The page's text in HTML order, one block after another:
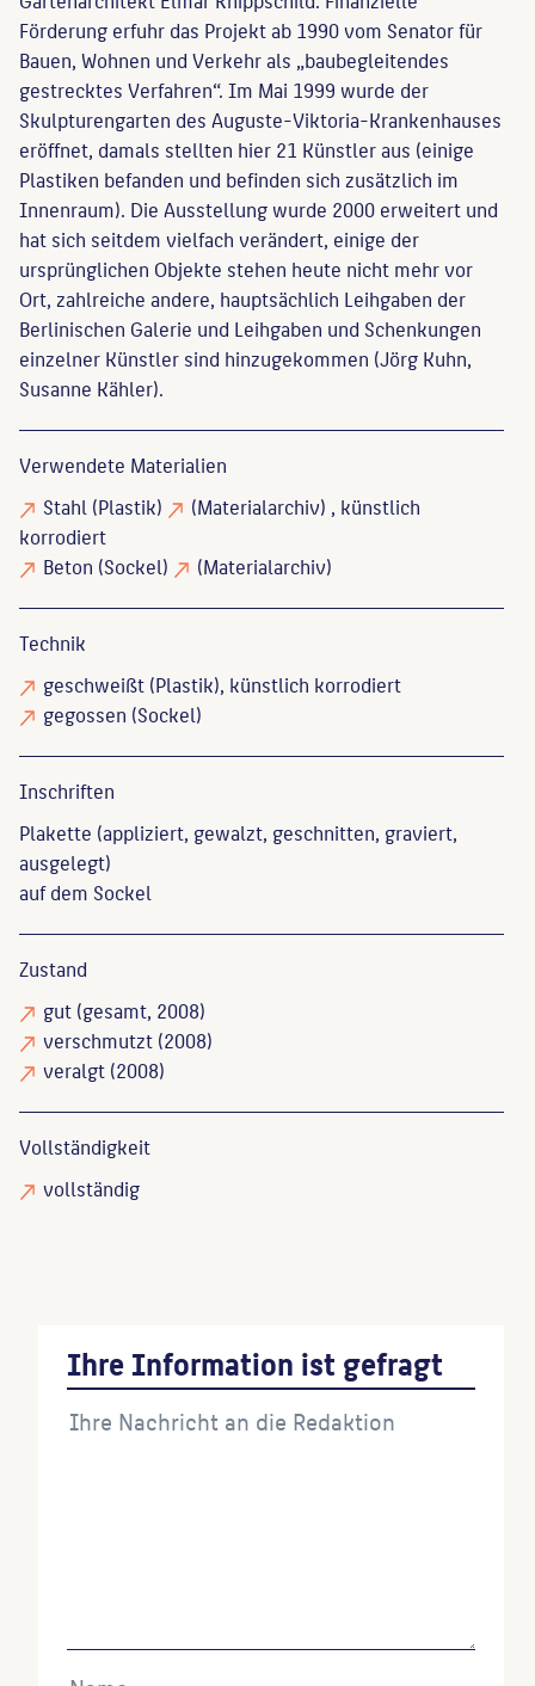
Förderung erfuhr das Projekt ab 1990 vom Senator für
Bauen, Wohnen und Verkehr als „baubegleitendes
gestrecktes Verfahren“. Im Mai 1999 wurde der
Skulpturengarten des Auguste-Viktoria-Krankenhauses
eröffnet, damals stellten hier 21 Künstler aus (einige
Plastiken befanden und befinden sich zusätzlich im
Innenraum). Die Ausstellung wurde 2000 erweitert und
hat sich seitdem vielfach verändert, einige der
ursprünglichen Objekte stehen heute nicht mehr vor
Ort, zahlreiche andere, hauptsächlich Leihgaben der
Berlinischen Galerie und Leihgaben und Schenkungen
einzelner Künstler sind hinzugekommen (Jörg Kuhn,
Susanne Kähler).
Verwendete Materialien
Stahl(Plastik) (Materialarchiv) , künstlich
korrodiert
Beton (Sockel) (Materialarchiv)
Technik
geschweißt(Plastik), künstlich korrodiert
gegossen (Sockel)
Inschriften
Plakette (appliziert, gewalzt, geschnitten, graviert,
ausgelegt)
auf dem Sockel
Zustand
gut(gesamt, 2008)
verschmutzt(2008)
veralgt(2008)
Vollständigkeit
vollständig
Ihre Information ist gefragt